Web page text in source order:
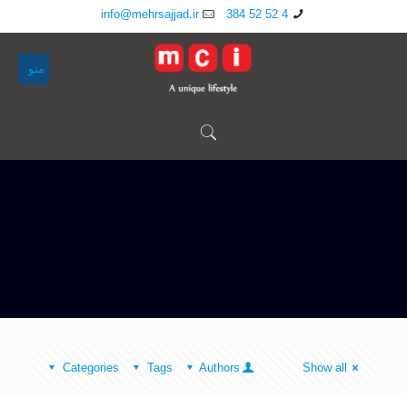
4 52 52 384
info@mehrsajjad.ir
منو
Categories Tags Authors Show all